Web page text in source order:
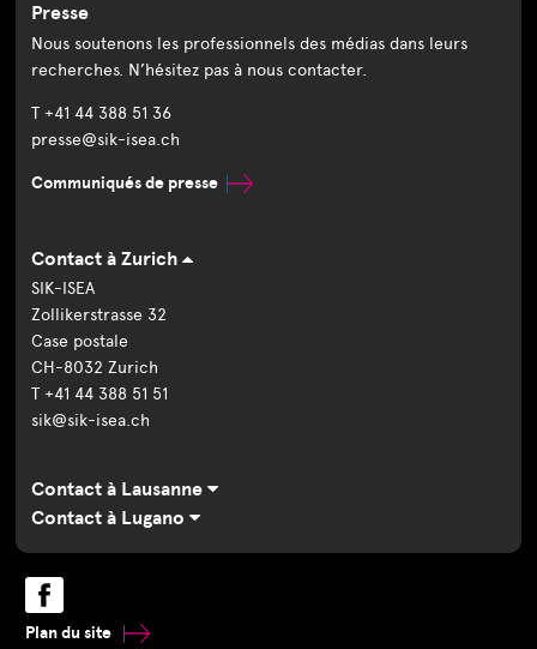
Presse
Nous soutenons les professionnels des médias dans leurs
recherches. N’hésitez pas à nous contacter.
T +41 44 388 51 36
presse@sik-isea.ch
Communiqués de presse
Contact à Zurich
SIK-ISEA
Zollikerstrasse 32
Case postale
CH-8032 Zurich
T +41 44 388 51 51
sik@sik-isea.ch
Contact à Lausanne
Contact à Lugano
Plan du site